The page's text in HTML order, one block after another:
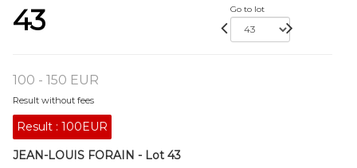
43 Go to lot
100 - 150 EUR
Result without fees
Result : 100EUR
JEAN-LOUIS FORAIN - Lot 43